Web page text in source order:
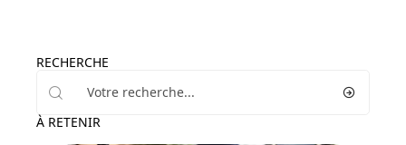
RECHERCHE
À RETENIR